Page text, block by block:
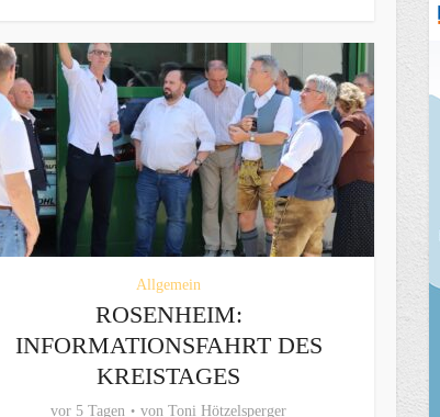
Allgemein
ROSENHEIM:
INFORMATIONSFAHRT DES
KREISTAGES
vor 5 Tagen von Toni Hötzelsperger